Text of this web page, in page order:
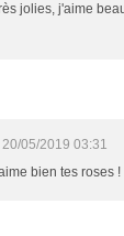
jolies, j'aime
20/05/2019 03:31
bien tes roses